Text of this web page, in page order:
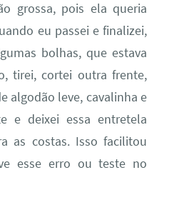
grossa, pois ela queria
eu passei e finalizei,
bolhas, que estava
tirei, cortei outra frente,
algodão leve, cavalinha e
e deixei essa entretela
as costas. Isso facilitou
esse erro ou teste no